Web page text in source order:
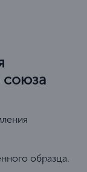
союза
образца.